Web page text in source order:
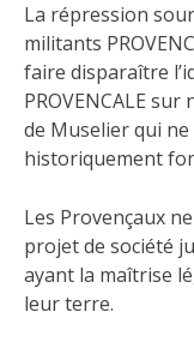
La répression
militants
faire disparaître
PROVENCALE
de Muselier qui
historiquement
Les Provençaux
projet de société
ayant la maîtrise
leur terre.